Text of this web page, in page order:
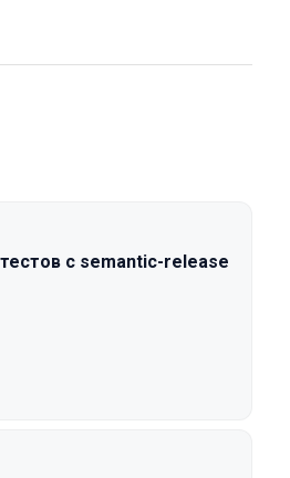
с semantic-release